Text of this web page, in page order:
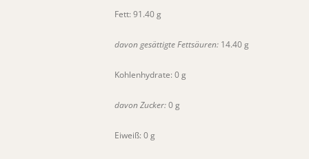
Fett: 91.40 g
davon gesättigte Fettsäuren: 14.40 g
Kohlenhydrate: 0 g
davon Zucker:0 g
Eiweiß: 0 g